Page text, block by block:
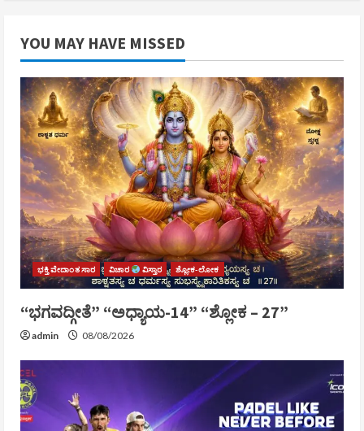
YOU MAY HAVE MISSED
ಭಕ್ತಿ ವೇದಾಂತ ಸಾರ ವಿಚಾರ ವಿಸ್ತಾರ ಶ್ಲೋಕ-ಲೋಕ
“ಭಗವದ್ಗೀತೆ” “ಅಧ್ಯಾಯ-14” “ಶ್ಲೋಕ – 27”
admin 08/08/2026